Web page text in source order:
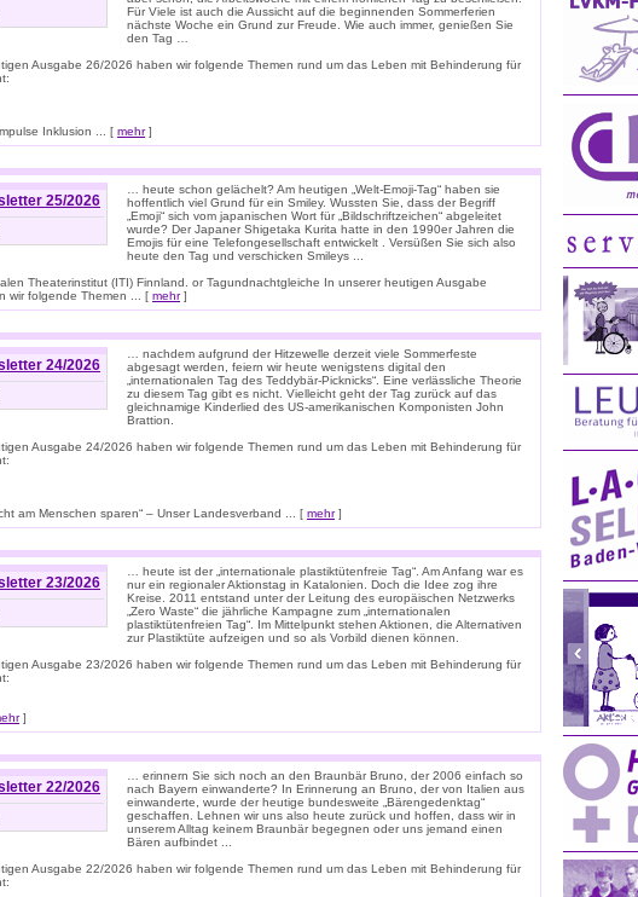
Für Viele ist auch die Aussicht auf die beginnenden Sommerferien
nächste Woche ein Grund zur Freude. Wie auch immer, genießen Sie
den Tag …
Ausgabe 26/2026 haben wir folgende Themen rund um das Leben mit Behinderung für
Inklusion ... [ mehr]
25/2026
… heute schon gelächelt? Am heutigen „Welt-Emoji-Tag“ haben sie
hoffentlich viel Grund für ein Smiley. Wussten Sie, dass der Begriff
„Emoji“ sich vom japanischen Wort für „Bildschriftzeichen“ abgeleitet
wurde? Der Japaner Shigetaka Kurita hatte in den 1990er Jahren die
Emojis für eine Telefongesellschaft entwickelt . Versüßen Sie sich also
heute den Tag und verschicken Smileys ...
Theaterinstitut (ITI) Finnland. or Tagundnachtgleiche In unserer heutigen Ausgabe
wir folgende Themen ... [ mehr]
24/2026
… nachdem aufgrund der Hitzewelle derzeit viele Sommerfeste
abgesagt werden, feiern wir heute wenigstens digital den
„internationalen Tag des Teddybär-Picknicks“. Eine verlässliche Theorie
zu diesem Tag gibt es nicht. Vielleicht geht der Tag zurück auf das
gleichnamige Kinderlied des US-amerikanischen Komponisten John
Brattion.
Ausgabe 24/2026 haben wir folgende Themen rund um das Leben mit Behinderung für
am Menschen sparen“ – Unser Landesverband ... [ mehr]
23/2026
… heute ist der „internationale plastiktütenfreie Tag“. Am Anfang war es
nur ein regionaler Aktionstag in Katalonien. Doch die Idee zog ihre
Kreise. 2011 entstand unter der Leitung des europäischen Netzwerks
„Zero Waste“ die jährliche Kampagne zum „internationalen
plastiktütenfreien Tag“. Im Mittelpunkt stehen Aktionen, die Alternativen
zur Plastiktüte aufzeigen und so als Vorbild dienen können.
Ausgabe 23/2026 haben wir folgende Themen rund um das Leben mit Behinderung für
]
22/2026
… erinnern Sie sich noch an den Braunbär Bruno, der 2006 einfach so
nach Bayern einwanderte? In Erinnerung an Bruno, der von Italien aus
einwanderte, wurde der heutige bundesweite „Bärengedenktag“
geschaffen. Lehnen wir uns also heute zurück und hoffen, dass wir in
unserem Alltag keinem Braunbär begegnen oder uns jemand einen
Bären aufbindet ...
Ausgabe 22/2026 haben wir folgende Themen rund um das Leben mit Behinderung für